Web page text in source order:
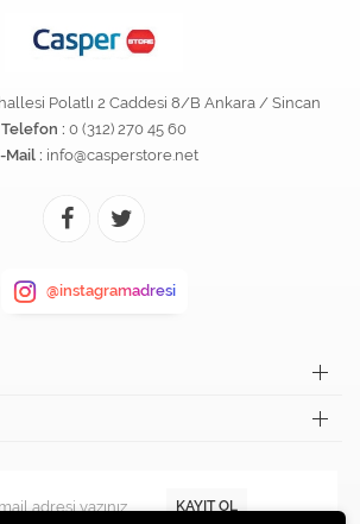
Polatlı 2 Caddesi 8/B Ankara / Sincan
Telefon : 0 (312) 270 45 60
Mail : info@casperstore.net
@instagramadresi
KAYIT OL